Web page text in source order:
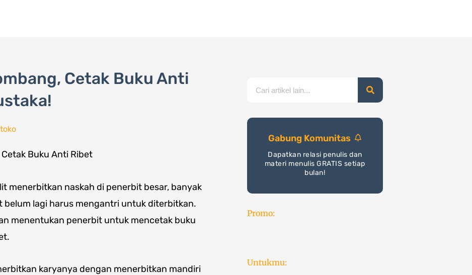
Cetak Buku Anti
menerbitkan naskah di penerbit besar, banyak
lagi harus mengantri untuk diterbitkan.
menentukan penerbit untuk mencetak buku
karyanya dengan menerbitkan mandiri
Gabung Komunitas
Dapatkan relasi penulis dan
materi menulis GRATIS setiap
bulan!
Promo:
Untukmu: